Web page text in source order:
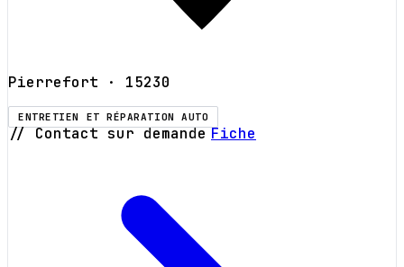
Pierrefort · 15230
ENTRETIEN ET RÉPARATION AUTO
// Contact sur demande Fiche